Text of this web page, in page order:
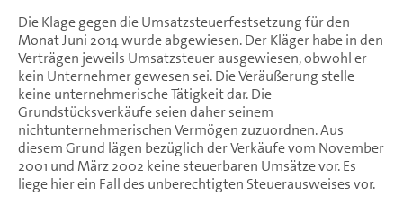
Die Klage gegen die Umsatzsteuerfestsetzung für den
Monat Juni 2014 wurde abgewiesen. Der Kläger habe in den
Verträgen jeweils Umsatzsteuer ausgewiesen, obwohl er
kein Unternehmer gewesen sei. Die Veräußerung stelle
keine unternehmerische Tätigkeit dar. Die
Grundstücksverkäufe seien daher seinem
nichtunternehmerischen Vermögen zuzuordnen. Aus
diesem Grund lägen bezüglich der Verkäufe vom November
2001 und März 2002 keine steuerbaren Umsätze vor. Es
liege hier ein Fall des unberechtigten Steuerausweises vor.